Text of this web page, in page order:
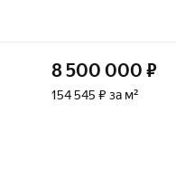
8 500 000 ₽
154 545 ₽ за м²